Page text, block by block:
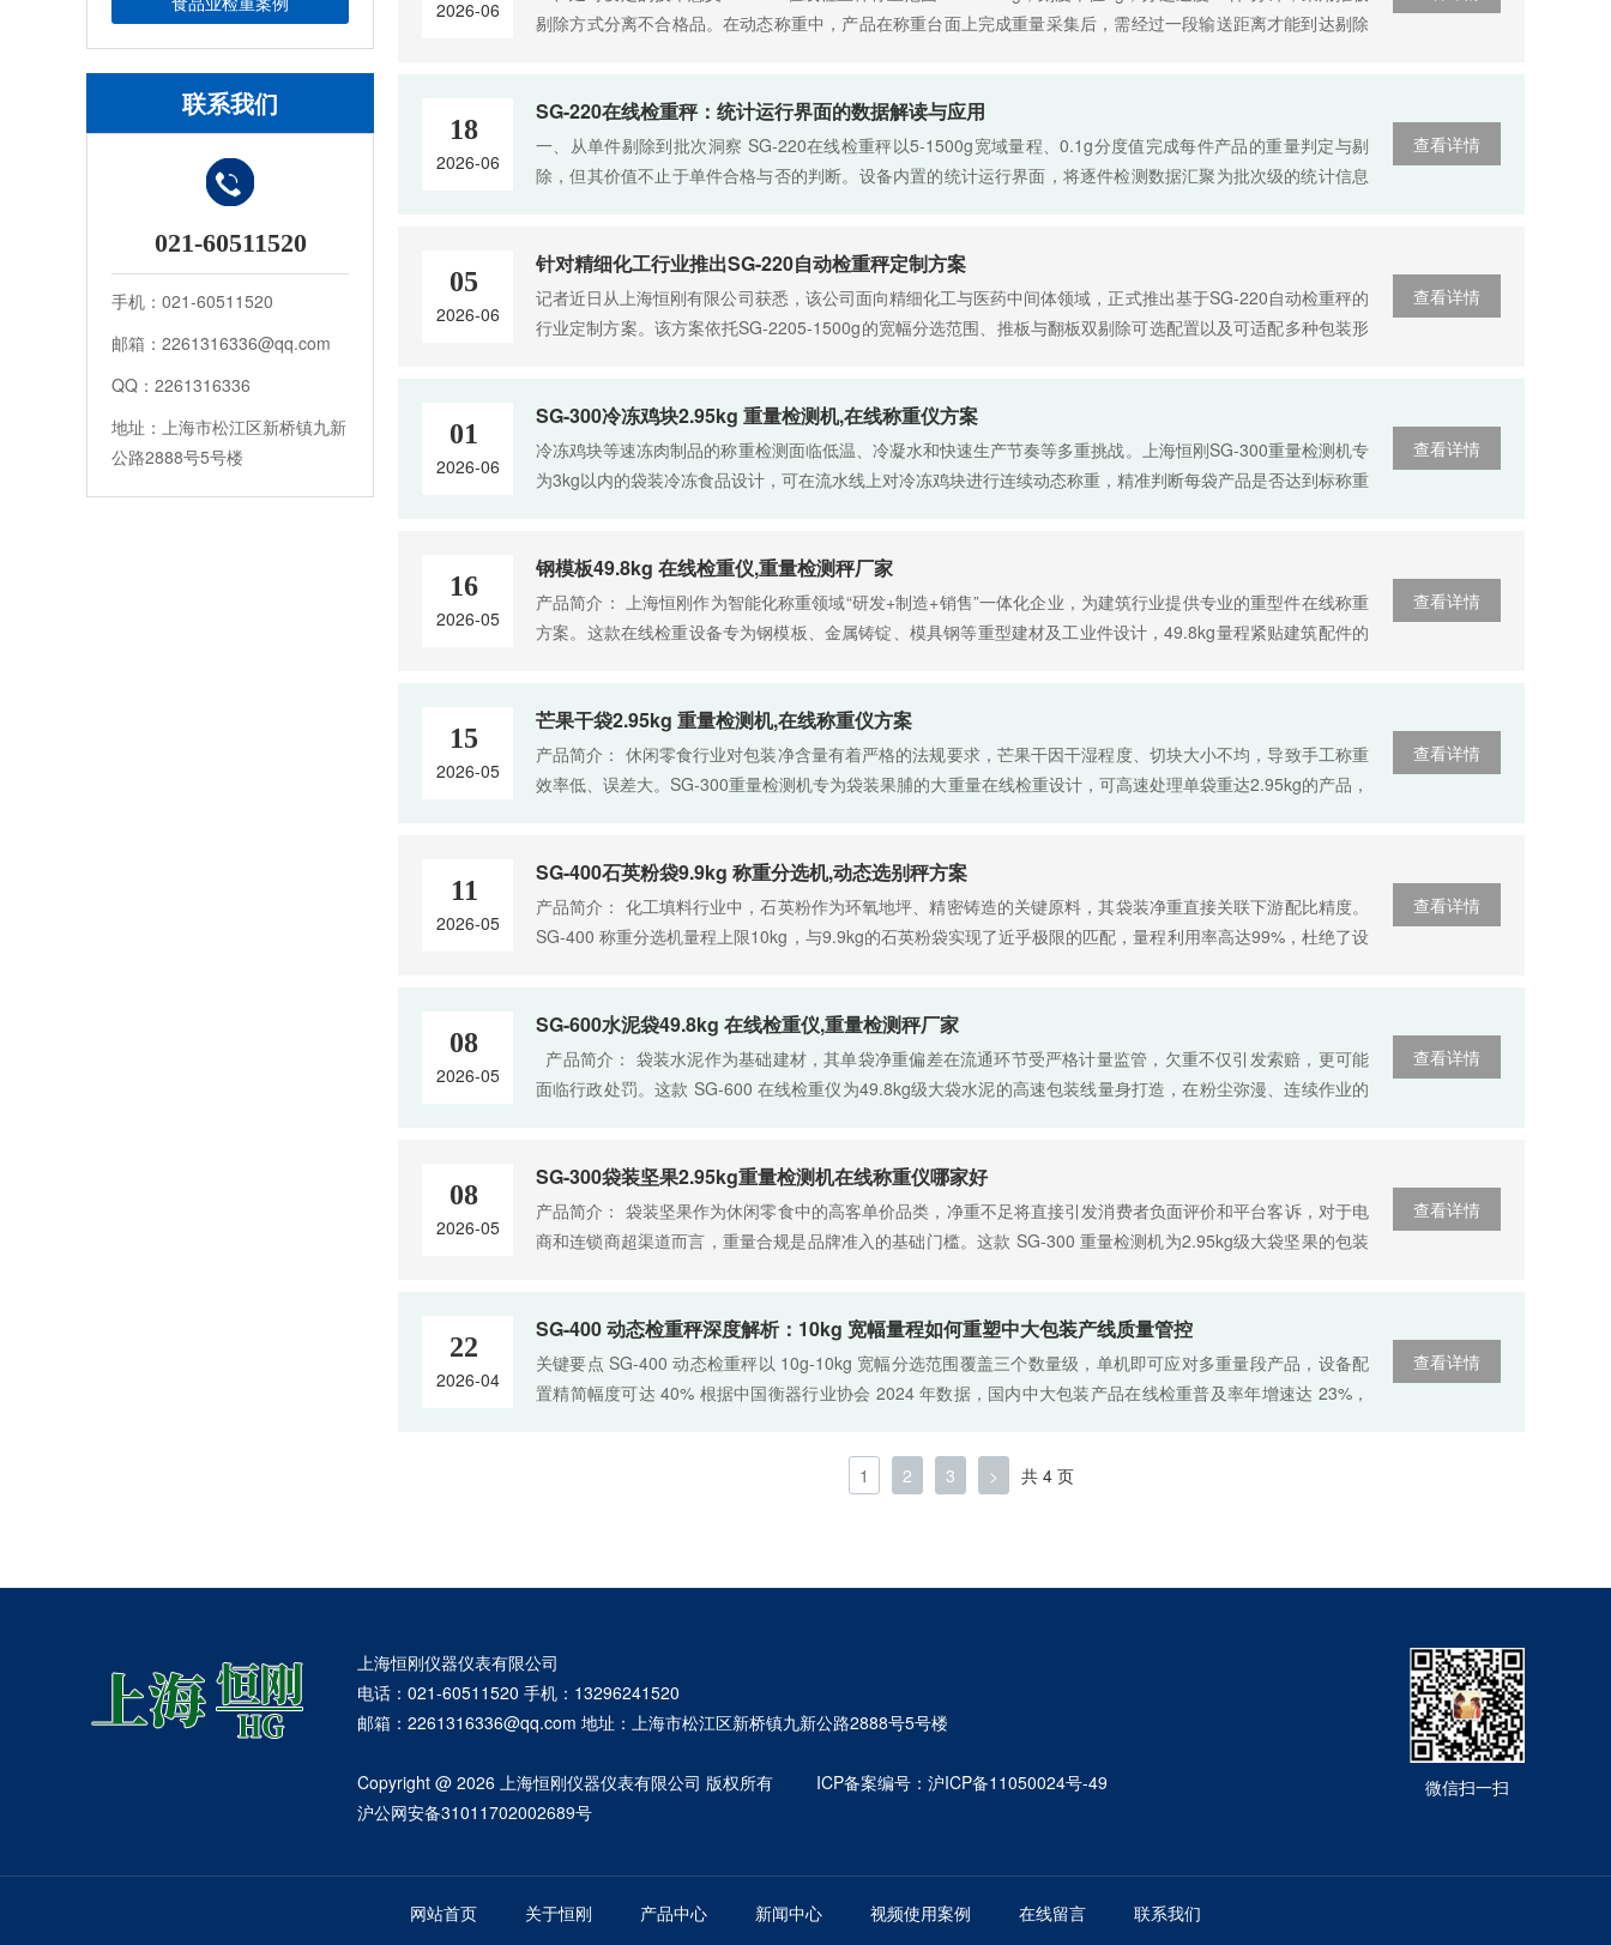
联系我们
021-60511520
手机：021-60511520
邮箱：2261316336@qq.com
QQ：2261316336
地址：上海市松江区新桥镇九新
公路2888号5号楼
2026-06
剔除方式分离不合格品。在动态称重中，产品在称重台面上完成重量采集后，需经过一段输送距离才能到达剔除
查看详情
18
2026-06
SG-220在线检重秤：统计运行界面的数据解读与应用
一、从单件剔除到批次洞察 SG-220在线检重秤以5-1500g宽域量程、0.1g分度值完成每件产品的重量判定与剔
除，但其价值不止于单件合格与否的判断。设备内置的统计运行界面，将逐件检测数据汇聚为批次级的统计信息
查看详情
05
2026-06
针对精细化工行业推出SG-220自动检重秤定制方案
记者近日从上海恒刚有限公司获悉，该公司面向精细化工与医药中间体领域，正式推出基于SG-220自动检重秤的
行业定制方案。该方案依托SG-2205-1500g的宽幅分选范围、推板与翻板双剔除可选配置以及可适配多种包装形
查看详情
01
2026-06
SG-300冷冻鸡块2.95kg 重量检测机,在线称重仪方案
冷冻鸡块等速冻肉制品的称重检测面临低温、冷凝水和快速生产节奏等多重挑战。上海恒刚SG-300重量检测机专
为3kg以内的袋装冷冻食品设计，可在流水线上对冷冻鸡块进行连续动态称重，精准判断每袋产品是否达到标称重
查看详情
16
2026-05
钢模板49.8kg 在线检重仪,重量检测秤厂家
产品简介： 上海恒刚作为智能化称重领域“研发+制造+销售”一体化企业，为建筑行业提供专业的重型件在线称重
方案。这款在线检重设备专为钢模板、金属铸锭、模具钢等重型建材及工业件设计，49.8kg量程紧贴建筑配件的
查看详情
15
2026-05
芒果干袋2.95kg 重量检测机,在线称重仪方案
产品简介： 休闲零食行业对包装净含量有着严格的法规要求，芒果干因干湿程度、切块大小不均，导致手工称重
效率低、误差大。SG-300重量检测机专为袋装果脯的大重量在线检重设计，可高速处理单袋重达2.95kg的产品，
查看详情
11
2026-05
SG-400石英粉袋9.9kg 称重分选机,动态选别秤方案
产品简介： 化工填料行业中，石英粉作为环氧地坪、精密铸造的关键原料，其袋装净重直接关联下游配比精度。
SG-400 称重分选机量程上限10kg，与9.9kg的石英粉袋实现了近乎极限的匹配，量程利用率高达99%，杜绝了设
查看详情
08
2026-05
SG-600水泥袋49.8kg 在线检重仪,重量检测秤厂家
产品简介： 袋装水泥作为基础建材，其单袋净重偏差在流通环节受严格计量监管，欠重不仅引发索赔，更可能
面临行政处罚。这款 SG-600 在线检重仪为49.8kg级大袋水泥的高速包装线量身打造，在粉尘弥漫、连续作业的
查看详情
08
2026-05
SG-300袋装坚果2.95kg重量检测机在线称重仪哪家好
产品简介： 袋装坚果作为休闲零食中的高客单价品类，净重不足将直接引发消费者负面评价和平台客诉，对于电
商和连锁商超渠道而言，重量合规是品牌准入的基础门槛。这款 SG-300 重量检测机为2.95kg级大袋坚果的包装
查看详情
22
2026-04
SG-400 动态检重秤深度解析：10kg 宽幅量程如何重塑中大包装产线质量管控
关键要点 SG-400 动态检重秤以 10g-10kg 宽幅分选范围覆盖三个数量级，单机即可应对多重量段产品，设备配
置精简幅度可达 40% 根据中国衡器行业协会 2024 年数据，国内中大包装产品在线检重普及率年增速达 23%，
1 2 3 > 共 4 页
微信扫一扫
上海恒刚仪器仪表有限公司
电话：021-60511520 手机：13296241520
邮箱：2261316336@qq.com 地址：上海市松江区新桥镇九新公路2888号5号楼
Copyright @ 2026 上海恒刚仪器仪表有限公司 版权所有 ICP备案编号：沪ICP备11050024号-49
沪公网安备31011702002689号
网站首页 关于恒刚 产品中心 新闻中心 视频使用案例 在线留言 联系我们